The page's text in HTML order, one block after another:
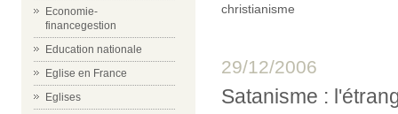
Economie-
financegestion
Education nationale
Eglise en France
Eglises
christianisme
29/12/2006
Satanisme :